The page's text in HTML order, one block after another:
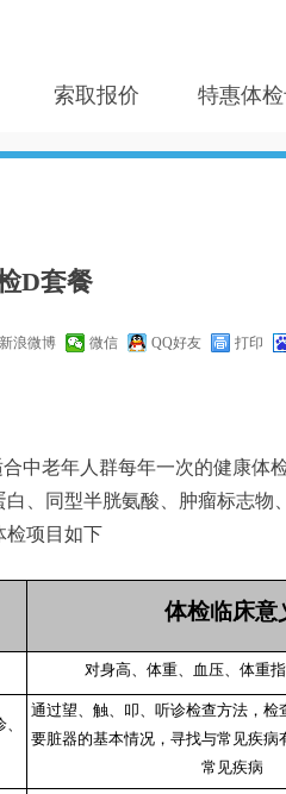
索取报价 特惠体
D套餐
老年人群每年一次的健康体
、同型半胱氨酸、肿瘤标志物
检项目如下
体检临床意
对身高、体重、血压、体重
通过望、触、叩、听诊检查方法，检
要脏器的基本情况，寻找与常见疾病
常见疾病
新浪微博 微信 QQ好友 打印